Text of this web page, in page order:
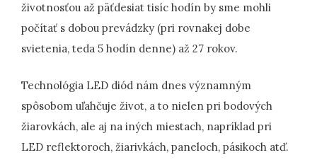
životnosťou až päťdesiat tisíc hodín by sme mohli
počítať s dobou prevádzky (pri rovnakej dobe
svietenia, teda 5 hodín denne) až 27 rokov.
Technológia LED diód nám dnes významným
spôsobom uľahčuje život, a to nielen pri bodových
žiarovkách, ale aj na iných miestach, napríklad pri
LED reflektoroch, žiarivkách, paneloch, pásikoch atď.